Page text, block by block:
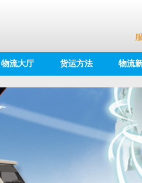
物流大厅 货运方法 物流